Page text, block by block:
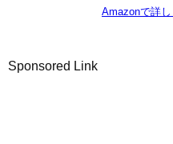
Amazonで詳
Sponsored Link